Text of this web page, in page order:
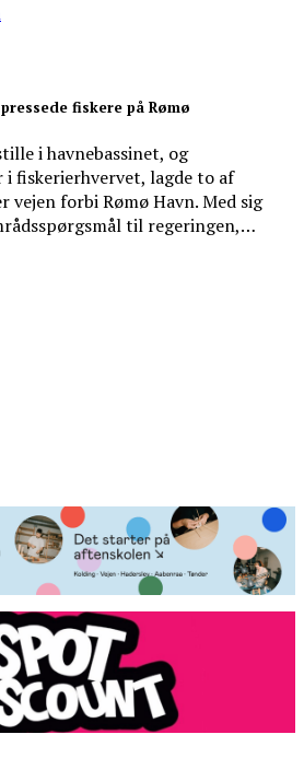
fiskere på Rømø
i havnebassinet, og
fiskerierhvervet, lagde to af
forbi Rømø Havn. Med sig
til regeringen,…